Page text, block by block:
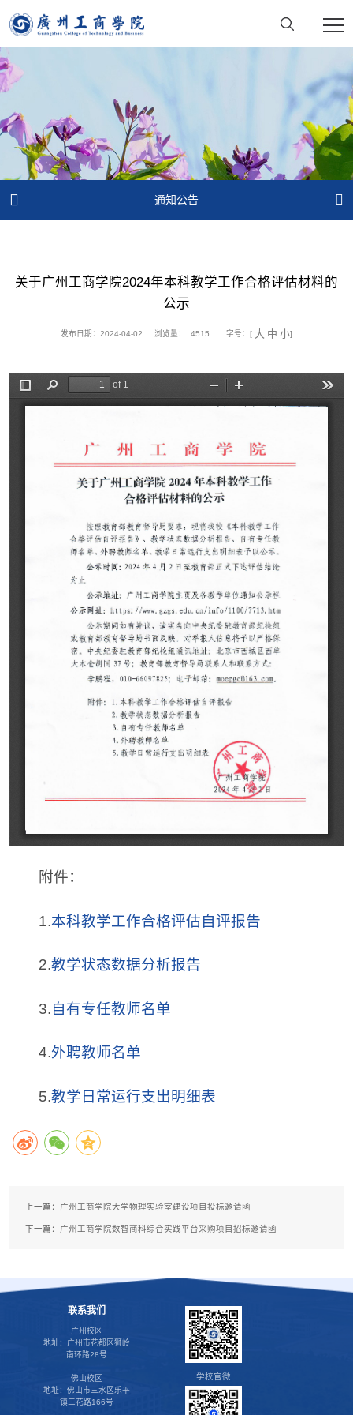
 通知公告 
关于广州工商学院2024年本科教学工作合格评估材料的
公示
发布日期：2024-04-02 浏览量： 4515 字号：[ 大 中 小]
附件：
1.本科教学工作合格评估自评报告
2.教学状态数据分析报告
3.自有专任教师名单
4.外聘教师名单
5.教学日常运行支出明细表
上一篇： 广州工商学院大学物理实验室建设项目投标邀请函
下一篇： 广州工商学院数智商科综合实践平台采购项目招标邀请函
联系我们
广州校区
地址：广州市花都区狮岭
南环路28号
佛山校区
地址：佛山市三水区乐平
镇三花路166号
学校官微